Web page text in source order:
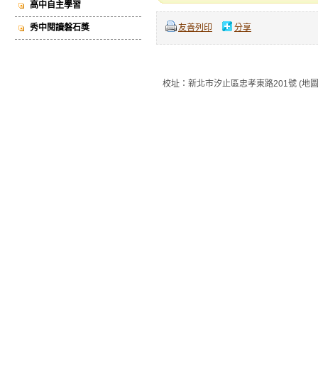
高中自主學習
秀中閱讀磐石獎 友善列印 分享
校址：新北市汐止區忠孝東路201號 (